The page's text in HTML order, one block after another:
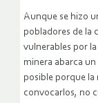
Aunque se hizo
pobladores de la
vulnerables por
minera abarca
posible porque la
convocarlos, no